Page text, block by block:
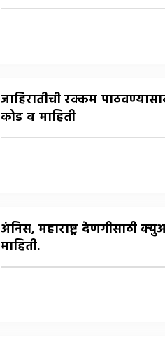
जाहिरातीची रक्कम
कोड व माहिती
अंनिस, महाराष्ट्र देणगीसाठी
माहिती.